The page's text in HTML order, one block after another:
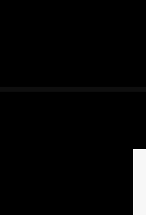
ubuntu skype
사용하는 ubuntu 버전은